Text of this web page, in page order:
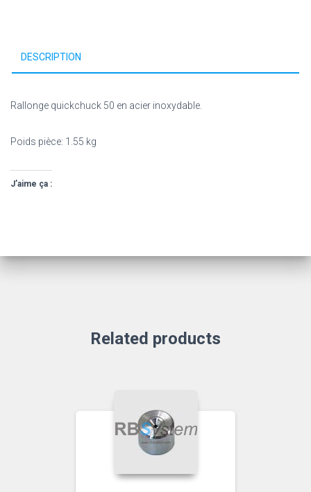
DESCRIPTION
Rallonge quickchuck 50 en acier inoxydable.
Poids pièce: 1.55 kg
J’aime ça :
Related products